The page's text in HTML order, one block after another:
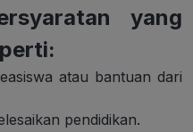
yang
atau bantuan dari
pendidikan.